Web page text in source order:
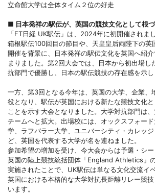
立命館大学は全体タイム２位の好走
■ 日本発祥の駅伝が、英国の競技文化として根
「FT日経 UK駅伝」は、2024年に初開催されま
箱根駅伝100回目の節目や、天皇皇后両陛下の英
開催を背景に、日本発祥の駅伝文化を英国へ紹
まりました。第2回大会では、日本から初出場し
抗部門で優勝し、日本の駅伝競技の存在感を示し
一方、第3回となる今年は、英国の大学、企業、
役となり、駅伝が英国における新たな競技文化
ことを示す大会となりました。大学対抗部門は
チームへと拡大。出場校には、オックスフォー
学、ラフバラー大学、ユニバーシティ・カレッ
ど、英国を代表する大学が名を連ねました。
参加希望の増加を受け、今大会からは予選・シ
英国の陸上競技統括団体「England Athletics」
実施されたことで、UK駅伝は単なる文化交流イ
英国における本格的な大学対抗長距離リレー競
います。